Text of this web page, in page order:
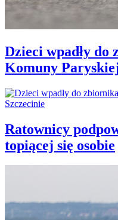
Dzieci wpadły
Komuny
Ratownicy
topiącej się osobie